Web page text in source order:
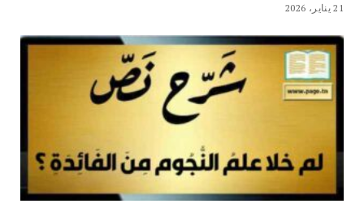
21 يناير، 2026